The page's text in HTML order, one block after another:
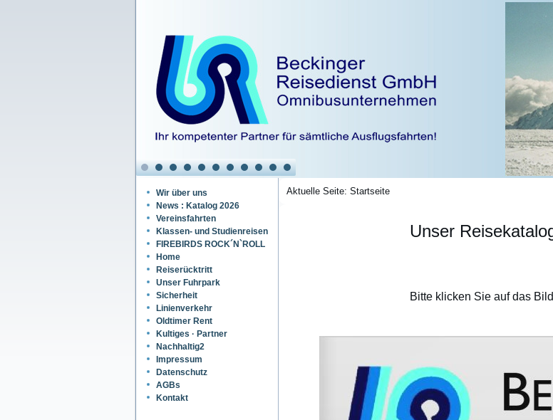
Wir über uns
News : Katalog 2026
Vereinsfahrten
Klassen- und Studienreisen
FIREBIRDS ROCK´N`ROLL
Home
Reiserücktritt
Unser Fuhrpark
Sicherheit
Linienverkehr
Oldtimer Rent
Kultiges · Partner
Nachhaltig2
Impressum
Datenschutz
AGBs
Kontakt
Aktuelle Seite: Startseite
Unser
Bitte klicken Sie auf das